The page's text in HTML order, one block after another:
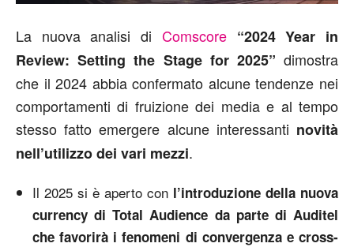
La nuova analisi di Comscore “2024 Year in
Review: Setting the Stage for 2025” dimostra
che il 2024 abbia confermato alcune tendenze nei
comportamenti di fruizione dei media e al tempo
stesso fatto emergere alcune interessanti novità
nell’utilizzo dei vari mezzi.
Il 2025 si è aperto con l’introduzione della nuova
currency di Total Audience da parte di Auditel
che favorirà i fenomeni di convergenza e cross-